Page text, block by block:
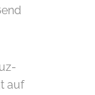
auf